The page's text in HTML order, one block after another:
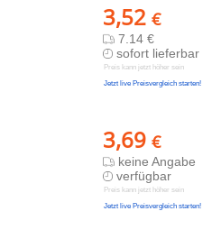
3,52 €
7.14 €
sofort lieferbar
Preis kann jetzt höher sein
Jetzt live Preisvergleich starten!
3,69 €
keine Angabe
verfügbar
Preis kann jetzt höher sein
Jetzt live Preisvergleich starten!